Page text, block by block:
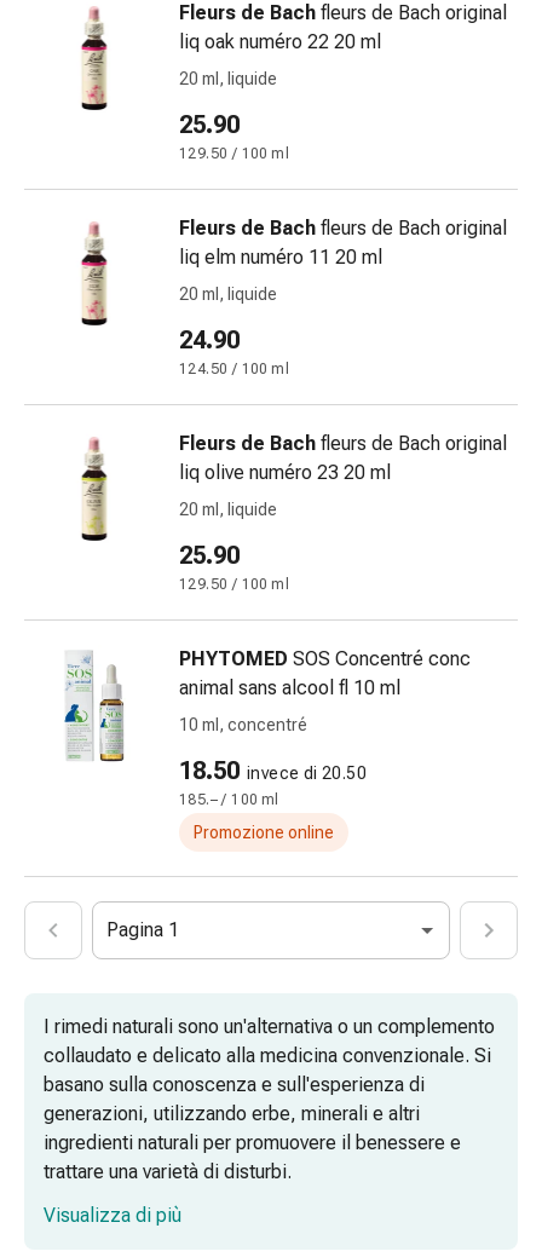
delle
gemme
vegetali
Fitoterapia
di
Schüssler
Spagirici
Antroposofico
Rene,
Disturbi
Prostata
Disturbi
Dolore
e
febbre
testa
muscolari
Trattamento
del
dolore
Raffreddamento
Riscaldamento
Stress
e
Fleurs de Bach fleurs de Bach original
liq oak numéro 22 20 ml
20 ml, liquide
25.90
129.50 / 100 ml
Fleurs de Bach fleurs de Bach original
liq elm numéro 11 20 ml
20 ml, liquide
24.90
124.50 / 100 ml
Fleurs de Bach fleurs de Bach original
liq olive numéro 23 20 ml
20 ml, liquide
25.90
129.50 / 100 ml
PHYTOMED SOS Concentré conc
animal sans alcool fl 10 ml
10 ml, concentré
18.50 invece di 20.50
185.– / 100 ml
Promozione online
Pagina 1
I rimedi naturali sono un'alternativa o un complemento
collaudato e delicato alla medicina convenzionale. Si
basano sulla conoscenza e sull'esperienza di
generazioni, utilizzando erbe, minerali e altri
ingredienti naturali per promuovere il benessere e
trattare una varietà di disturbi.
Visualizza di più